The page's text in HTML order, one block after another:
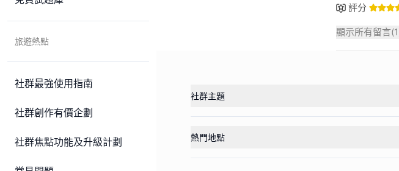
旅遊熱點
社群最強使用指南
社群創作有價企劃
社群焦點功能及升級計劃
評分
顯示所有留言(1
社群主題
熱門地點